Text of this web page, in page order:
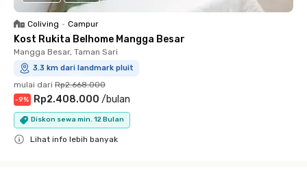
Coliving • Campur
Kost Rukita Belhome Mangga Besar
Mangga Besar, Taman Sari
3.3 km dari landmark pluit
mulai dari Rp2.668.000
-9% Rp2.408.000 /bulan
Diskon sewa min. 12 Bulan
Lihat info lebih banyak